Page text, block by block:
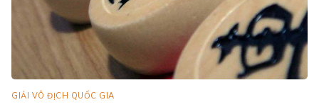
GIẢI VÔ ĐỊCH QUỐC GIA